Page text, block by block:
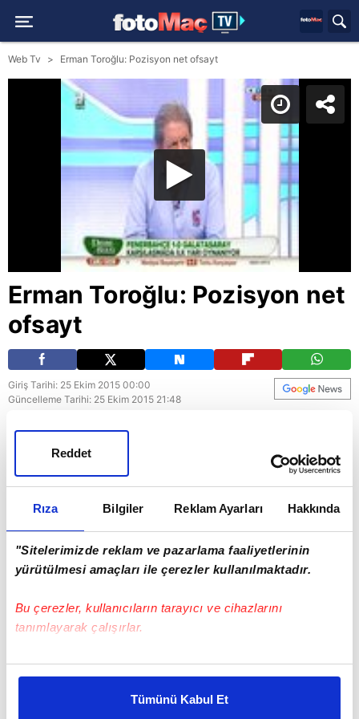
Rıza Bilgiler Reklam Ayarları Hakkında
"Sitelerimizde reklam ve pazarlama faaliyetlerinin
yürütülmesi amaçları ile çerezler kullanılmaktadır.
Bu çerezler, kullanıcıların tarayıcı ve cihazlarını
tanımlayarak çalışırlar.
Bu çerezlere izin vermeniz halinde sizlere özel
daha iyi reklam deneyimi yaşatabiliriz. Bunu yaparken
Tümünü Kabul Et
Reddet
Web Tv Erman Toroğlu: Pozisyon net ofsayt
Erman Toroğlu: Pozisyon net
ofsayt
Giriş Tarihi: 25 Ekim 2015 00:00
Güncelleme Tarihi: 25 Ekim 2015 21:48
Galatasaray